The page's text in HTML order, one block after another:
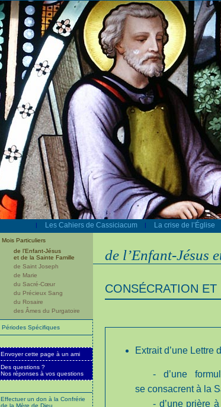
| Les Cahiers de Cassiciacum | La crise de l’Église
Mois Particuliers
de l’Enfant-Jésus
et de la Sainte Famille
de Saint Joseph
de Marie
du Sacré-Cœur
du Précieux Sang
du Rosaire
des Âmes du Purgatoire
Périodes Spécifiques
Envoyer cette page à un ami
Des questions ?
Nos réponses à vos questions
Effectuer un don à la Confrérie
de la Mère de Dieu
de l’Enfant-Jésus
CONSÉCRATION
Extrait d’une Lettre
- d’une
se consacrent à la
- d’une prière